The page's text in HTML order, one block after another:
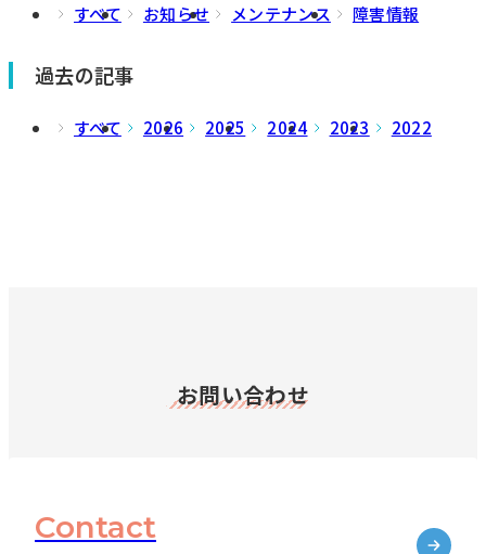
すべて お知らせ メンテナンス 障害情報
過去の記事
すべて 2026 2025 2024 2023 2022
お問い合わせ
Contact